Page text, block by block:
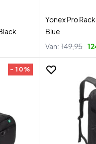
Yonex Pro
Blue
Van: 149,95
- 10%